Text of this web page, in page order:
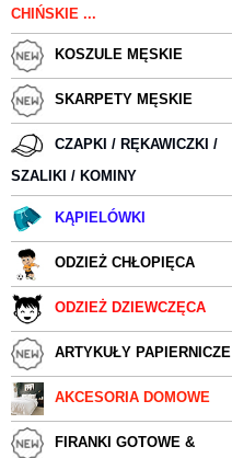
CHIŃSKIE ...
KOSZULE MĘSKIE
SKARPETY MĘSKIE
CZAPKI / RĘKAWICZKI /
SZALIKI / KOMINY
KĄPIELÓWKI
ODZIEŻ CHŁOPIĘCA
ODZIEŻ DZIEWCZĘCA
ARTYKUŁY PAPIERNICZE
AKCESORIA DOMOWE
FIRANKI GOTOWE &